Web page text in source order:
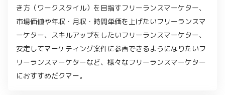
き方（ワークスタイル）を目指すフリーランスマーケター、
市場価値や年収・月収・時間単価を上げたいフリーランスマ
ーケター、スキルアップをしたいフリーランスマーケター、
安定してマーケティング案件に参画できるようになりたいフ
リーランスマーケターなど、様々なフリーランスマーケター
におすすめだクマー。